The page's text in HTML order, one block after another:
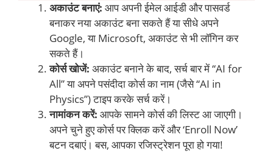
अकाउंट बनाएं: आप अपनी ईमेल आईडी और पासवर्ड
बनाकर नया अकाउंट बना सकते हैं या सीधे अपने
Google, या Microsoft, अकाउंट से भी लॉगिन कर
सकते हैं।
कोर्स खोजें: अकाउंट बनाने के बाद, सर्च बार में “AI for
All” या अपने पसंदीदा कोर्स का नाम (जैसे “AI in
Physics”) टाइप करके सर्च करें।
नामांकन करें: आपके सामने कोर्स की लिस्ट आ जाएगी।
अपने चुने हुए कोर्स पर क्लिक करें और ‘Enroll Now’
बटन दबाएं। बस, आपका रजिस्ट्रेशन पूरा हो गया!